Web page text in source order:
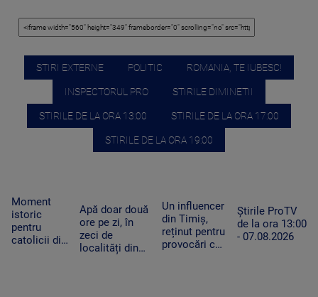
STIRI EXTERNE POLITIC ROMANIA, TE IUBESC!
INSPECTORUL PRO STIRILE DIMINETII
STIRILE DE LA ORA 13:00 STIRILE DE LA ORA 17:00
STIRILE DE LA ORA 19:00
Moment
istoric
pentru
catolicii din
Apă doar două
ore pe zi, în
zeci de
localități din
Un influencer
din Timiș,
reținut pentru
provocări cu
Știrile ProTV
de la ora 13:00
- 07.08.2026